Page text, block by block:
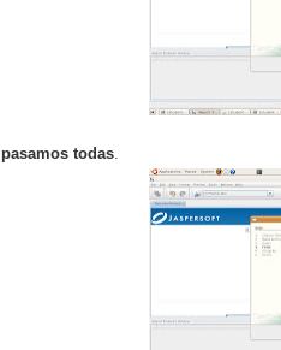
pasamos todas